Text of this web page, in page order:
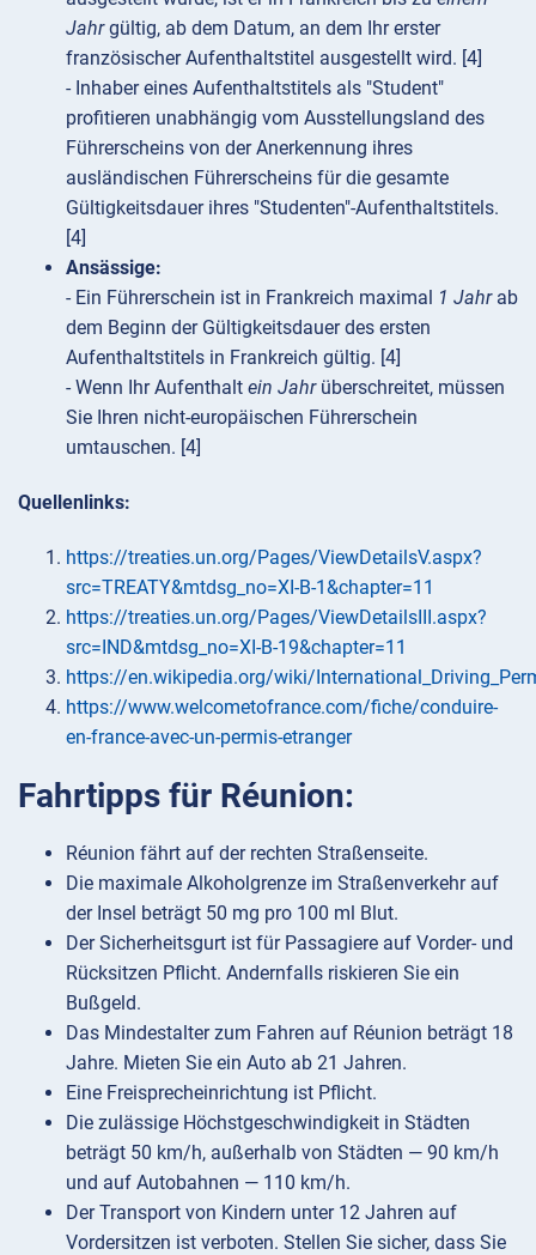
Jahrgültig, ab dem Datum, an dem Ihr erster
französischer Aufenthaltstitel ausgestellt wird. [4]
- Inhaber eines Aufenthaltstitels als "Student"
profitieren unabhängig vom Ausstellungsland des
Führerscheins von der Anerkennung ihres
ausländischen Führerscheins für die gesamte
Gültigkeitsdauer ihres "Studenten"-Aufenthaltstitels.
[4]
Ansässige:
- Ein Führerschein ist in Frankreich maximal 1 Jahrab
dem Beginn der Gültigkeitsdauer des ersten
Aufenthaltstitels in Frankreich gültig. [4]
- Wenn Ihr Aufenthalt ein Jahrüberschreitet, müssen
Sie Ihren nicht-europäischen Führerschein
umtauschen. [4]
Quellenlinks:
https://treaties.un.org/Pages/ViewDetailsV.aspx?
src=TREATY&mtdsg_no=XI-B-1&chapter=11
https://treaties.un.org/Pages/ViewDetailsIII.aspx?
src=IND&mtdsg_no=XI-B-19&chapter=11
https://en.wikipedia.org/wiki/
https://www.welcometofrance.com/fiche/conduire-
en-france-avec-un-permis-etranger
Fahrtipps für Réunion:
Réunion fährt auf der rechten Straßenseite.
Die maximale Alkoholgrenze im Straßenverkehr auf
der Insel beträgt 50 mg pro 100 ml Blut.
Der Sicherheitsgurt ist für Passagiere auf Vorder- und
Rücksitzen Pflicht. Andernfalls riskieren Sie ein
Bußgeld.
Das Mindestalter zum Fahren auf Réunion beträgt 18
Jahre. Mieten Sie ein Auto ab 21 Jahren.
Eine Freisprecheinrichtung ist Pflicht.
Die zulässige Höchstgeschwindigkeit in Städten
beträgt 50 km/h, außerhalb von Städten — 90 km/h
und auf Autobahnen — 110 km/h.
Der Transport von Kindern unter 12 Jahren auf
Vordersitzen ist verboten. Stellen Sie sicher, dass Sie